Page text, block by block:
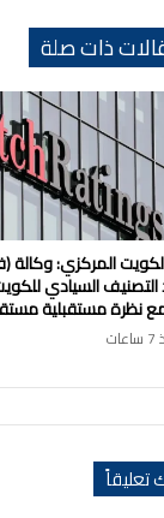
ذات صلة
المركزي:
السيادي
تعليقاً